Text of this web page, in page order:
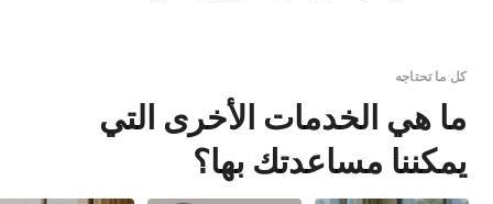
كل ما تحتاجه
ما هي الخدمات الأخرى التي
يمكننا مساعدتك بها؟